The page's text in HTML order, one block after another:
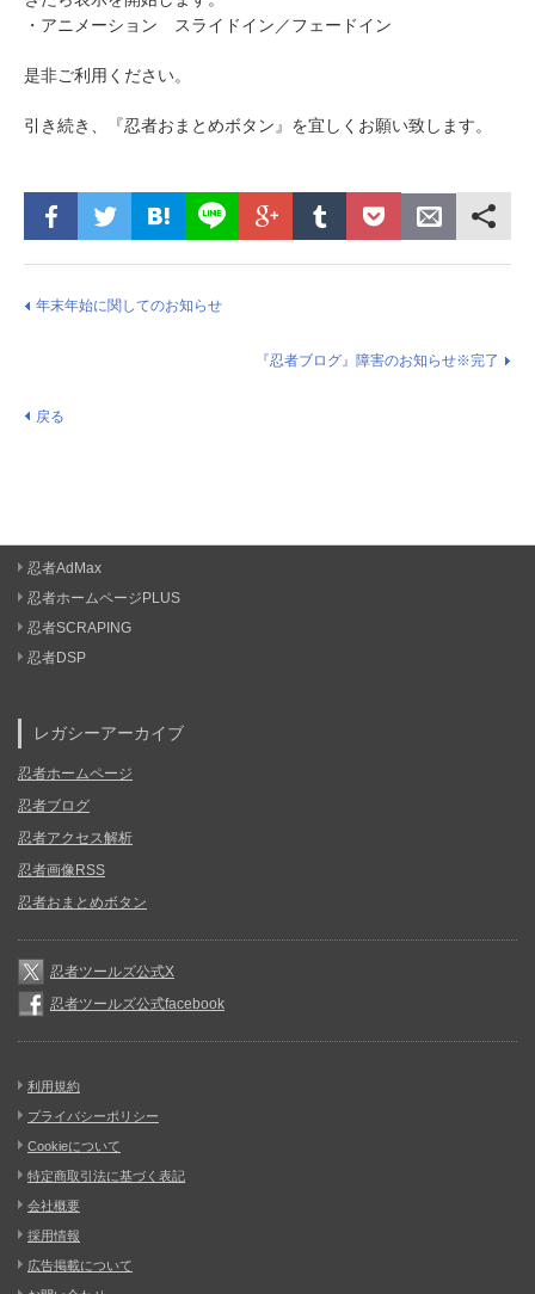
・アニメーション スライドイン／フェードイン
是非ご利用ください。
引き続き、『忍者おまとめボタン』を宜しくお願い致します。
年末年始に関してのお知らせ
『忍者ブログ』障害のお知らせ※完了
戻る
忍者AdMax
忍者ホームページPLUS
忍者SCRAPING
忍者DSP
レガシーアーカイブ
忍者ホームページ
忍者ブログ
忍者アクセス解析
忍者画像RSS
忍者おまとめボタン
忍者ツールズ公式X
忍者ツールズ公式facebook
利用規約
プライバシーポリシー
Cookieについて
特定商取引法に基づく表記
会社概要
採用情報
広告掲載について